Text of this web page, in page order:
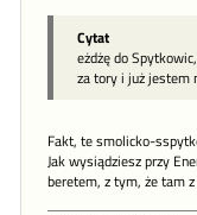
Cytat
eżdżę do
za tory i już jestem
Fakt, te smolicko-
Jak wysiądziesz przy
beretem, z tym, że tam